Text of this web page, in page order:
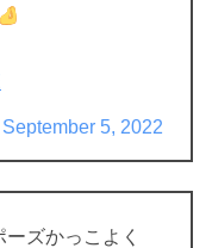
September 5, 2022
ズかっこよく